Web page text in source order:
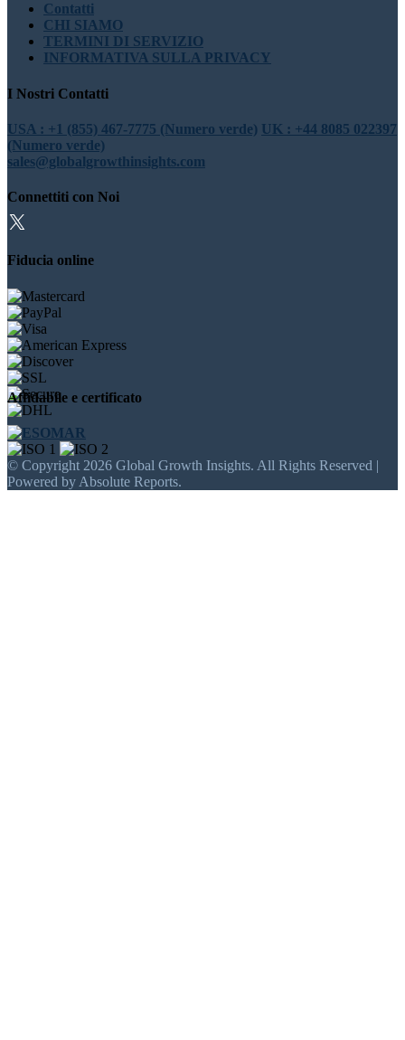
Contatti
CHI SIAMO
TERMINI DI SERVIZIO
INFORMATIVA SULLA PRIVACY
I Nostri Contatti
USA : +1 (855) 467-7775 (Numero verde) UK : +44 8085 022397
(Numero verde)
sales@globalgrowthinsights.com
Connettiti con Noi
Fiducia online
Affidabile e certificato
© Copyright 2026 Global Growth Insights. All Rights Reserved |
Powered by Absolute Reports.